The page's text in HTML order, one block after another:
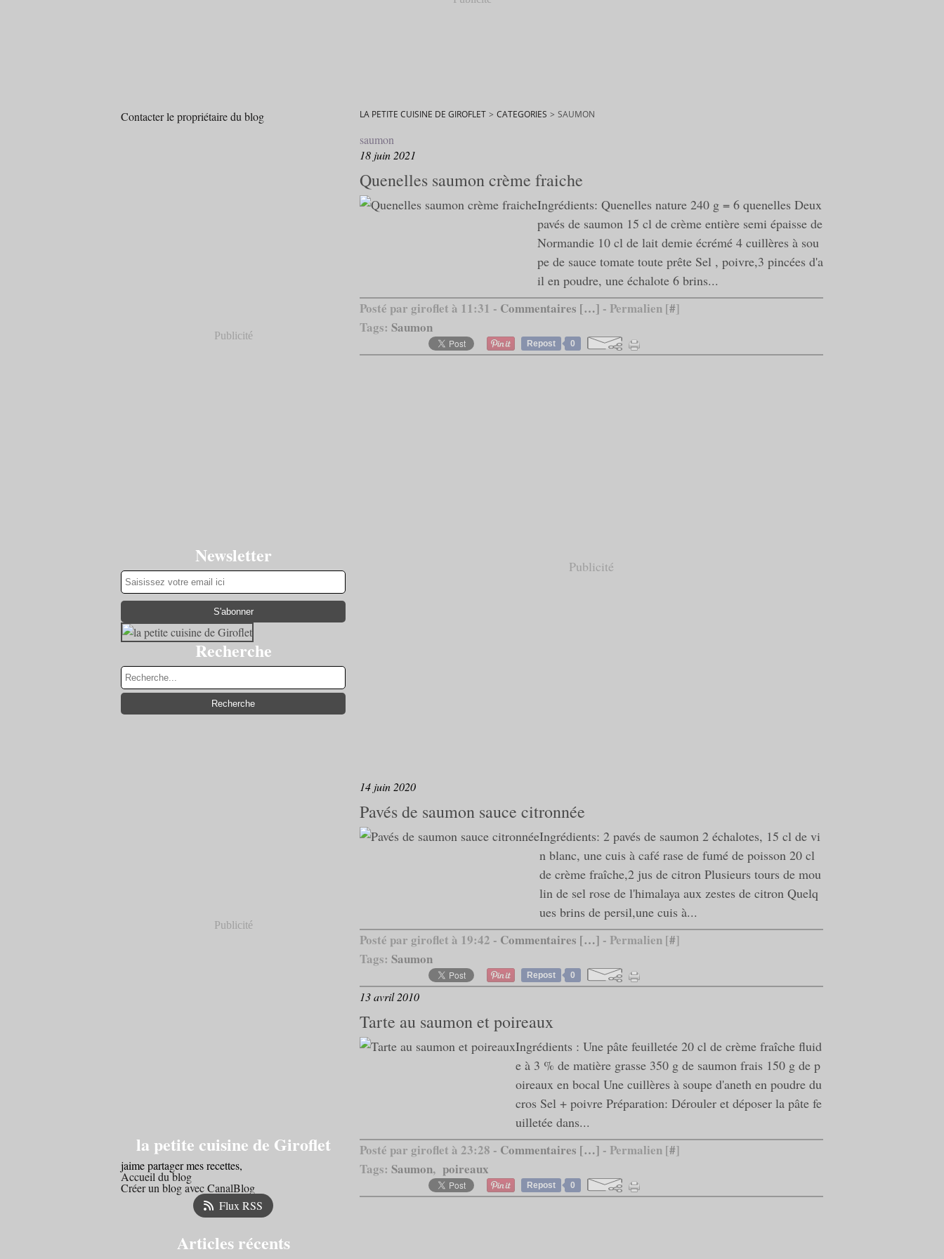
Contacter le propriétaire du blog
Publicité
Newsletter
Recherche
Publicité
la petite cuisine de Giroflet
jaime partager mes recettes,
Accueil du blog
Créer un blog avec CanalBlog
Flux RSS
Articles récents
LA PETITE CUISINE DE GIROFLET > CATEGORIES > SAUMON
saumon
18 juin 2021
Quenelles saumon crème fraiche
Ingrédients: Quenelles nature 240 g = 6 quenelles Deux
pavés de saumon 15 cl de crème entière semi épaisse de
Normandie 10 cl de lait demie écrémé 4 cuillères à sou
pe de sauce tomate toute prête Sel , poivre,3 pincées d'a
il en poudre, une échalote 6 brins...
Posté par giroflet à 11:31 - Commentaires […] - Permalien [#]
Tags: Saumon
Repost 0
Publicité
14 juin 2020
Pavés de saumon sauce citronnée
Ingrédients: 2 pavés de saumon 2 échalotes, 15 cl de vi
n blanc, une cuis à café rase de fumé de poisson 20 cl
de crème fraîche,2 jus de citron Plusieurs tours de mou
lin de sel rose de l'himalaya aux zestes de citron Quelq
ues brins de persil,une cuis à...
Posté par giroflet à 19:42 - Commentaires […] - Permalien [#]
Tags: Saumon
Repost 0
13 avril 2010
Tarte au saumon et poireaux
Ingrédients : Une pâte feuilletée 20 cl de crème fraîche fluid
e à 3 % de matière grasse 350 g de saumon frais 150 g de p
oireaux en bocal Une cuillères à soupe d'aneth en poudre du
cros Sel + poivre Préparation: Dérouler et déposer la pâte fe
uilletée dans...
Posté par giroflet à 23:28 - Commentaires […] - Permalien [#]
Tags: Saumon, poireaux
Repost 0